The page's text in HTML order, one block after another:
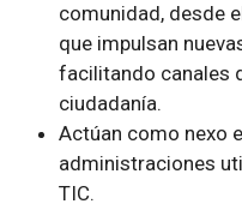
comunidad, desde
que impulsan
facilitando canales
ciudadanía.
Actúan como nexo
administraciones
TIC.